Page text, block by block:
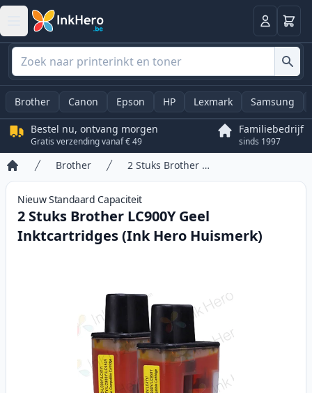
Log in
Brother Canon Epson HP Lexmark Samsung
Bestel nu, ontvang morgen
Gratis verzending vanaf € 49
Familiebedrijf
sinds 1997
Home
Brother 2 Stuks Brother LC900Y Geel Inktcartridges (Ink Hero Huismerk)
NieuwStandaard Capaciteit
2 Stuks Brother LC900Y Geel
Inktcartridges (Ink Hero Huismerk)